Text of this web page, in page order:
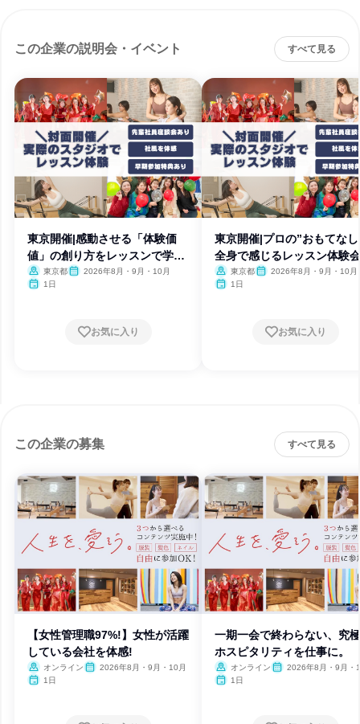
この企業の説明会・イベント すべて見る
東京開催|感動させる「体験価
値」の創り方をレッスンで学ぶ
1日東京都
2026年8月・9月・10月
1日
お気に入り
東京開催|プロの”おもてな
全身で感じるレッスン体験会
東京都
2026年8月・9月・10月
1日
お気に入り
この企業の募集 すべて見る
【女性管理職97%!】女性が活躍
している会社を体感!
オンライン
2026年8月・9月・10月
1日
一期一会で終わらない、究
ホスピタリティを仕事に。
オンライン
2026年8月・9月・
1日